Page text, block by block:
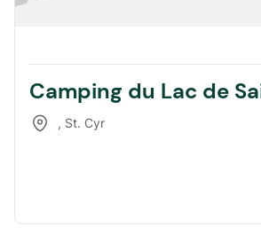
Camping du Lac de
, St. Cyr